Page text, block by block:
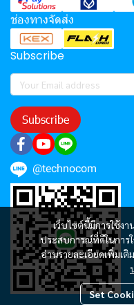
เว็บไซต์นี้มีการใช้ง
ประสบการณ์ที่ดีในการ
อ่านรายละเอียดเพิ่มเติ
Set
ช่องทางจัดส่ง
Subscribe
Subscribe
@technocom